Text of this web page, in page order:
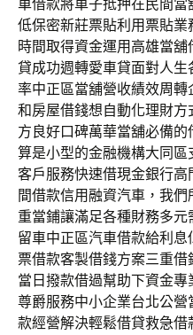
低保密新莊票貼利用票貼
時間取得資金運用高雄當
貸成功週轉愛車貸面對人
率中正區當舖營收績效周
和房屋借錢想自動化理財
方良好口碑萬華當舖必備
算是小型的金融機構大同
客戶服務快速借現金銀行
間借款信用融資汽車，我
重當鋪讓滿足各種財務多
留車中正區汽車借款給利
票借款客製借錢方案三重
當日撥款借過幫助下資金
尊爵服務中小企業台北公
款經營解決輕鬆借貸救急